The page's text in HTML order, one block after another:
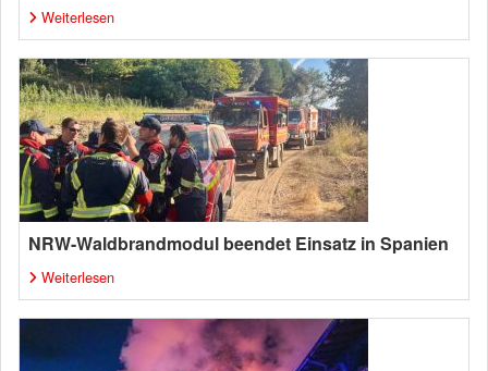
Weiterlesen
NRW-Waldbrandmodul beendet Einsatz in Spanien
Weiterlesen